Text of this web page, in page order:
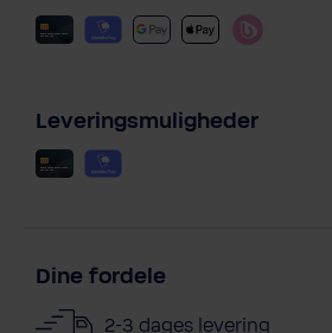
Leveringsmuligheder
Dine fordele
2-3 dages levering